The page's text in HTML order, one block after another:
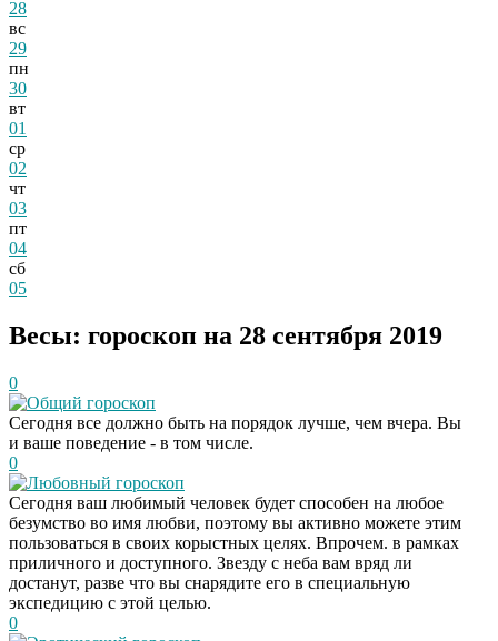
28
вс
29
пн
30
вт
01
ср
02
чт
03
пт
04
сб
05
Весы: гороскоп на 28 сентября 2019
0
Общий гороскоп
Сегодня все должно быть на порядок лучше, чем вчера. Вы
и ваше поведение - в том числе.
0
Любовный гороскоп
Сегодня ваш любимый человек будет способен на любое
безумство во имя любви, поэтому вы активно можете этим
пользоваться в своих корыстных целях. Впрочем. в рамках
приличного и доступного. Звезду с неба вам вряд ли
достанут, разве что вы снарядите его в специальную
экспедицию с этой целью.
0